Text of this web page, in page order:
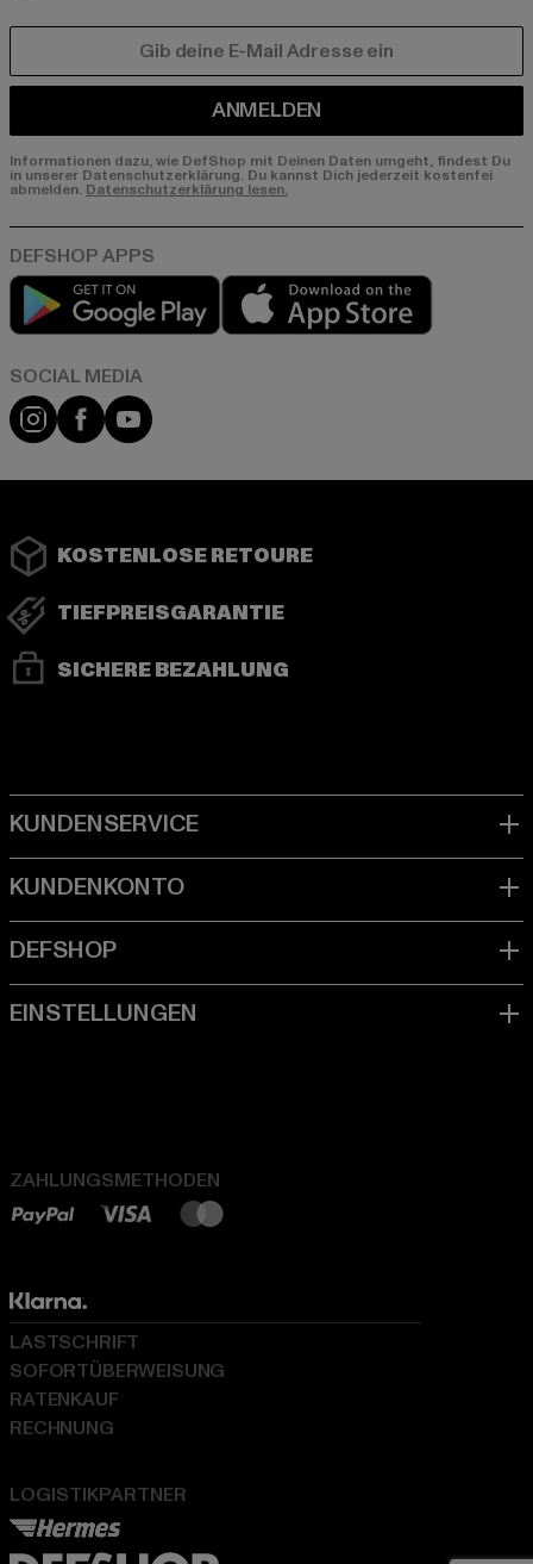
ANMELDEN
Informationen dazu, wie DefShop mit Deinen Daten umgeht, findest Du
in unserer Datenschutzerklärung. Du kannst Dich jederzeit kostenfei
abmelden. Datenschutzerklärung lesen.
Play market
Instagram
FacebookYouTube
KOSTENLOSE RETOURE
TIEFPREISGARANTIE
SICHERE BEZAHLUNG
ZAHLUNGSMETHODEN
LOGISTIKPARTNER
LASTSCHRIFT
SOFORTÜBERWEISUNG
RATENKAUF
RECHNUNG